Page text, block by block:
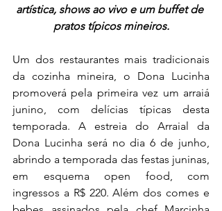
artística, shows ao vivo e um buffet de
pratos típicos mineiros.
Um dos restaurantes mais tradicionais
da cozinha mineira, o Dona Lucinha
promoverá pela primeira vez um arraiá
junino, com delícias típicas desta
temporada. A estreia do Arraial da
Dona Lucinha será no dia 6 de junho,
abrindo a temporada das festas juninas,
em esquema open food, com
ingressos a R$ 220. Além dos comes e